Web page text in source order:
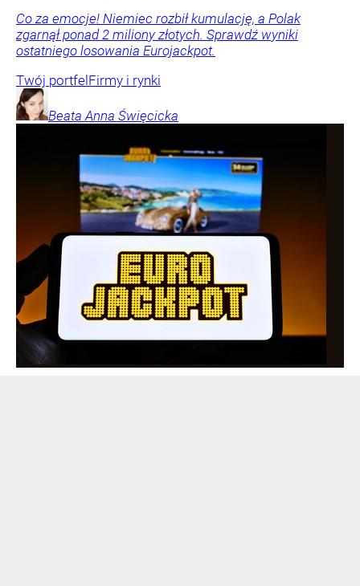
Co za emocje! Niemiec rozbił kumulację, a Polak
zgarnął ponad 2 miliony złotych. Sprawdź wyniki
ostatniego losowania Eurojackpot.
Twój portfel Firmy i rynki
Beata Anna Święcicka